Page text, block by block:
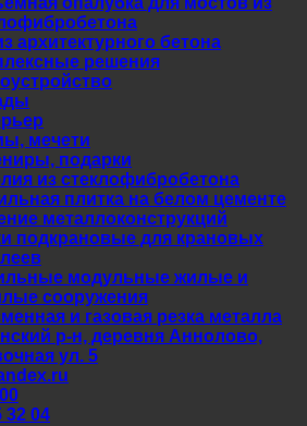
архитектурного бетона
решения
мечети
подарки
из стеклофибробетона
плитка на белом цементе
металлоконструкций
подкрановые для крановых
модульные жилые и
сооружения
и газовая резка металла
р-н, деревня Аннолово,
ул. 5
32 04